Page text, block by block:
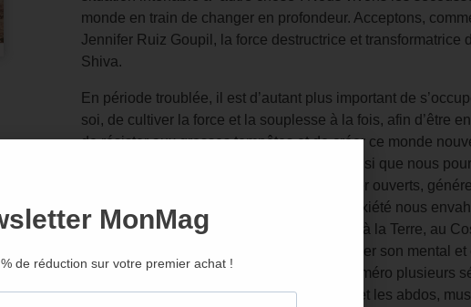
monde en train de changer en profondeur. Acceptons,
Jennifer Ruiz Goupil, la force destructrice et transformatrice
Shiva.
En période troublée, il est d’autant plus important de
soi, de cultiver la force et la souplesse à la fois, afin d’être
de résister aux grosses tempêtes et de créer ce monde
nous appelons de tout notre coeur. C’est ainsi que nous
avoir le recul nécessaire et, ensemble, rester ouverts,
accueillants. Ne laissons pas la peur et l’anxiété nous
yoga est un outil formidable pour se relier – à la Terre, au
au vivant, aux autres êtres humains –, apaiser son mental et
son âme. Nous vous proposons dans ce numéro plusieurs
L’une d’entre elles renforce les quadriceps et les abdos,